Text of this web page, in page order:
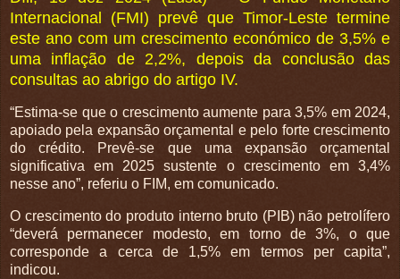
Internacional (FMI) prevê que Timor-Leste termine
este ano com um crescimento económico de 3,5% e
uma inflação de 2,2%, depois da conclusão das
consultas ao abrigo do artigo IV.
“Estima-se que o crescimento aumente para 3,5% em 2024,
apoiado pela expansão orçamental e pelo forte crescimento
do crédito. Prevê-se que uma expansão orçamental
significativa em 2025 sustente o crescimento em 3,4%
nesse ano”, referiu o FIM, em comunicado.
O crescimento do produto interno bruto (PIB) não petrolífero
“deverá permanecer modesto, em torno de 3%, o que
corresponde a cerca de 1,5% em termos per capita”,
indicou.